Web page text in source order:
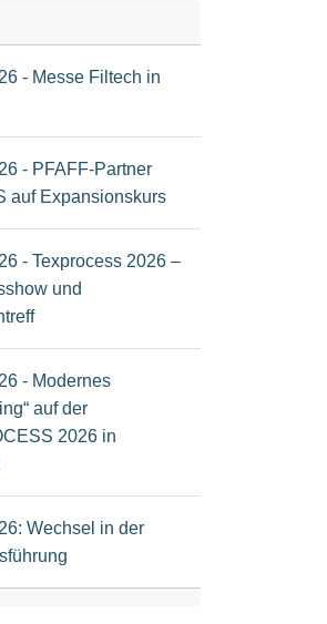
- Messe Filtech in
- PFAFF-Partner
auf Expansionskurs
- Texprocess 2026 –
und
- Modernes
auf der
2026 in
Wechsel in der